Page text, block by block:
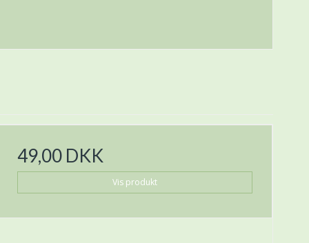
49,00 DKK
Vis produkt